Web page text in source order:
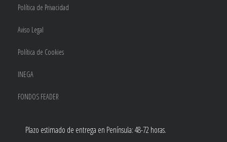
Política de Privacidad
Aviso Legal
Política de Cookies
INEGA
FONDOS FEADER
Plazo estimado de entrega en Península: 48-72 horas.